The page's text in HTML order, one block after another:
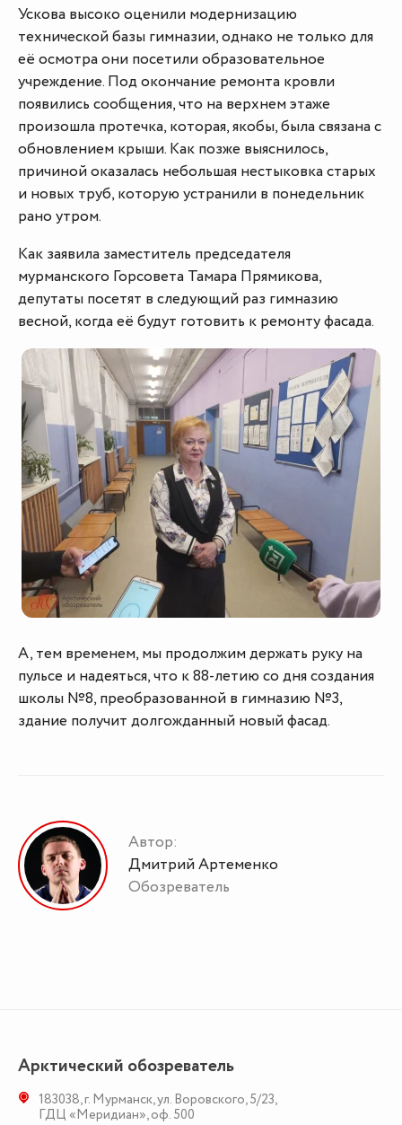
Ускова высоко оценили модернизацию
технической базы гимназии, однако не только для
её осмотра они посетили образовательное
учреждение. Под окончание ремонта кровли
появились сообщения, что на верхнем этаже
произошла протечка, которая, якобы, была связана с
обновлением крыши. Как позже выяснилось,
причиной оказалась небольшая нестыковка старых
и новых труб, которую устранили в понедельник
рано утром.
Как заявила заместитель председателя
мурманского Горсовета Тамара Прямикова,
депутаты посетят в следующий раз гимназию
весной, когда её будут готовить к ремонту фасада.
А, тем временем, мы продолжим держать руку на
пульсе и надеяться, что к 88-летию со дня создания
школы №8, преобразованной в гимназию №3,
здание получит долгожданный новый фасад.
Автор:
Дмитрий Артеменко
Обозреватель
Арктический обозреватель
183038,г. Мурманск,ул. Воровского, 5/23,
ГДЦ «Меридиан», оф. 500